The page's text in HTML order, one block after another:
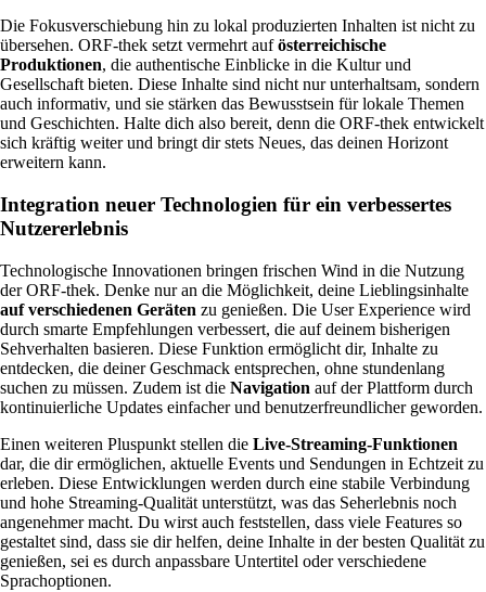
Die Fokusverschiebung hin zu lokal produzierten Inhalten ist nicht zu
übersehen. ORF-thek setzt vermehrt aufösterreichische
Produktionen, die authentische Einblicke in die Kultur und
Gesellschaft bieten. Diese Inhalte sind nicht nur unterhaltsam, sondern
auch informativ, und sie stärken das Bewusstsein für lokale Themen
und Geschichten. Halte dich also bereit, denn die ORF-thek entwickelt
sich kräftig weiter und bringt dir stets Neues, das deinen Horizont
erweitern kann.
Integration neuer Technologien für ein verbessertes
Nutzererlebnis
Technologische Innovationen bringen frischen Wind in die Nutzung
der ORF-thek. Denke nur an die Möglichkeit, deine Lieblingsinhalte
auf verschiedenen Geräten zu genießen. Die User Experience wird
durch smarte Empfehlungen verbessert, die auf deinem bisherigen
Sehverhalten basieren. Diese Funktion ermöglicht dir, Inhalte zu
entdecken, die deiner Geschmack entsprechen, ohne stundenlang
suchen zu müssen. Zudem ist die Navigation auf der Plattform durch
kontinuierliche Updates einfacher und benutzerfreundlicher geworden.
Einen weiteren Pluspunkt stellen die Live-Streaming-Funktionen
dar, die dir ermöglichen, aktuelle Events und Sendungen in Echtzeit zu
erleben. Diese Entwicklungen werden durch eine stabile Verbindung
und hohe Streaming-Qualität unterstützt, was das Seherlebnis noch
angenehmer macht. Du wirst auch feststellen, dass viele Features so
gestaltet sind, dass sie dir helfen, deine Inhalte in der besten Qualität zu
genießen, sei es durch anpassbare Untertitel oder verschiedene
Sprachoptionen.